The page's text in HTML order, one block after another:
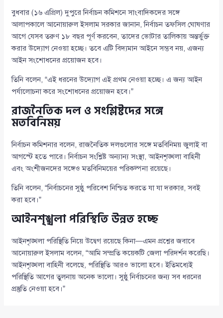
বুধবার (১৬ এপ্রিল) দুপুরে নির্বাচন কমিশনে সাংবাদিকদের সঙ্গে
আলাপকালে আনোয়ারুল ইসলাম সরকার জানান, নির্বাচন তফসিল ঘোষণার
আগে যেসব তরুণ ১৮ বছর পূর্ণ করবেন, তাদের ভোটার তালিকায় অন্তর্ভুক্ত
করার উদ্যোগ নেওয়া হচ্ছে। তবে এটি বিদ্যমান আইনে সম্ভব নয়, এজন্য
আইন সংশোধনের প্রয়োজন হবে।
তিনি বলেন, “এই ধরনের উদ্যোগ এই প্রথম নেওয়া হচ্ছে। এ জন্য আইন
পর্যালোচনা করে সংশোধনের প্রয়োজন হবে।”
রাজনৈতিক দল ও সংশ্লিষ্টদের সঙ্গে
মতবিনিময়
নির্বাচন কমিশনার বলেন, রাজনৈতিক দলগুলোর সঙ্গে মতবিনিময় জুলাই বা
আগস্টে হতে পারে। নির্বাচন সংশ্লিষ্ট অন্যান্য সংস্থা, আইনশৃঙ্খলা বাহিনী
এবং অংশীজনদের সঙ্গেও মতবিনিময়ের পরিকল্পনা রয়েছে।
তিনি বলেন, “নির্বাচনের সুষ্ঠু পরিবেশ নিশ্চিত করতে যা যা দরকার, সবই
করা হবে।”
আইনশৃঙ্খলা পরিস্থিতি উন্নত হচ্ছে
আইনশৃঙ্খলা পরিস্থিতি নিয়ে উদ্বেগ রয়েছে কিনা—এমন প্রশ্নের জবাবে
আনোয়ারুল ইসলাম বলেন, “আমি সম্প্রতি কয়েকটি জেলা পরিদর্শন করেছি।
আইনশৃঙ্খলা বাহিনী বলেছে, পরিস্থিতি আরও ভালো হবে। ইতিমধ্যেই
পরিস্থিতি আগের তুলনায় অনেক ভালো। সুষ্ঠু নির্বাচনের জন্য সব ধরনের
প্রস্তুতি নেওয়া হবে।”